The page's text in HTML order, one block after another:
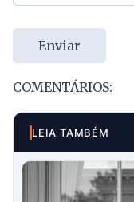
Enviar
COMENTÁRIOS:
LEIA TAMBÉM